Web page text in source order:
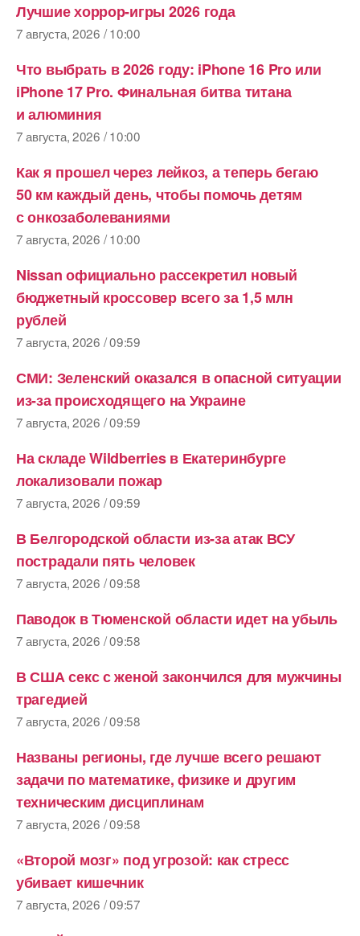
Лучшие хоррор-игры 2026 года
7 августа, 2026 / 10:00
Что выбрать в 2026 году: iPhone 16​ Pro или
iPhone 17​ Pro. Финальная битва титана
и алюминия
7 августа, 2026 / 10:00
Как я прошел через лейкоз, а теперь бегаю
50 км​ каждый день, чтобы помочь детям
с онкозаболе­ваниями
7 августа, 2026 / 10:00
Nissan официально рассекретил новый
бюджетный кроссовер всего за 1,5 млн
рублей
7 августа, 2026 / 09:59
СМИ: Зеленский оказался в опасной ситуации
из-за происходящего на Украине
7 августа, 2026 / 09:59
На складе Wildberries в Екатеринбурге
локализовали пожар
7 августа, 2026 / 09:59
В Белгородской области из-за атак ВСУ
пострадали пять человек
7 августа, 2026 / 09:58
Паводок в Тюменской области идет на убыль
7 августа, 2026 / 09:58
В США секс с женой закончился для мужчины
трагедией
7 августа, 2026 / 09:58
Названы регионы, где лучше всего решают
задачи по математике, физике и другим
техническим дисциплинам
7 августа, 2026 / 09:58
«Второй мозг» под угрозой: как стресс
убивает кишечник
7 августа, 2026 / 09:57